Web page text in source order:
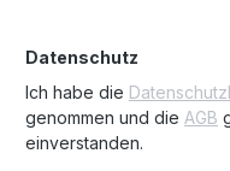
Datenschutz
Ich habe die
genommen und die AGB
einverstanden.